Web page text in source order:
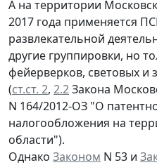
А на территории
2017 года применяется
развлекательной
другие группировки, но
фейерверков, световых и
(ст.ст. 2, 2.2Закона
N 164/2012-ОЗ "О
налогообложения на
области").
Однако Законом N 53 и